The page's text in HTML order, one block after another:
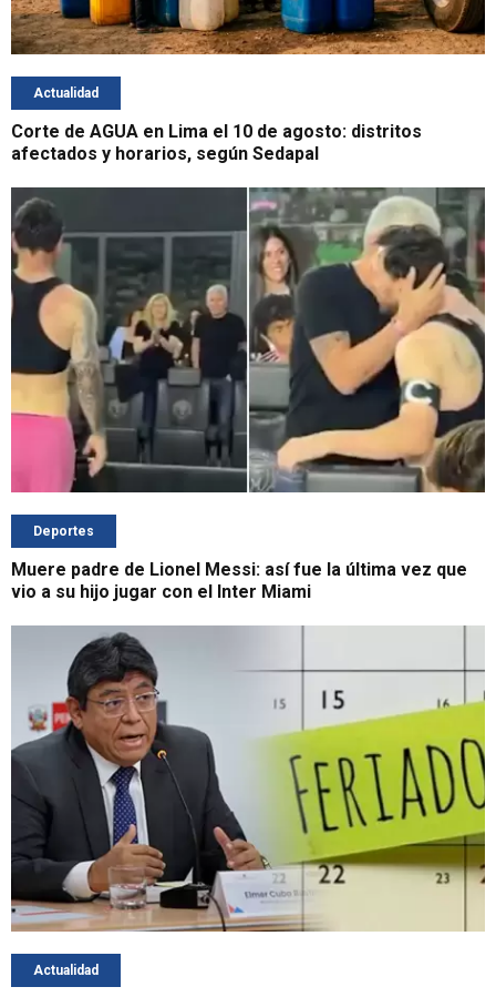
Actualidad
Corte de AGUA en Lima el 10 de agosto: distritos
afectados y horarios, según Sedapal
Deportes
Muere padre de Lionel Messi: así fue la última vez que
vio a su hijo jugar con el Inter Miami
Actualidad